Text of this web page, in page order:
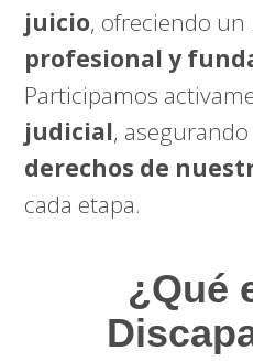
juicio, ofreciendo un
profesional y
Participamos
judicial,
derechos de
cada etapa.
¿Qué